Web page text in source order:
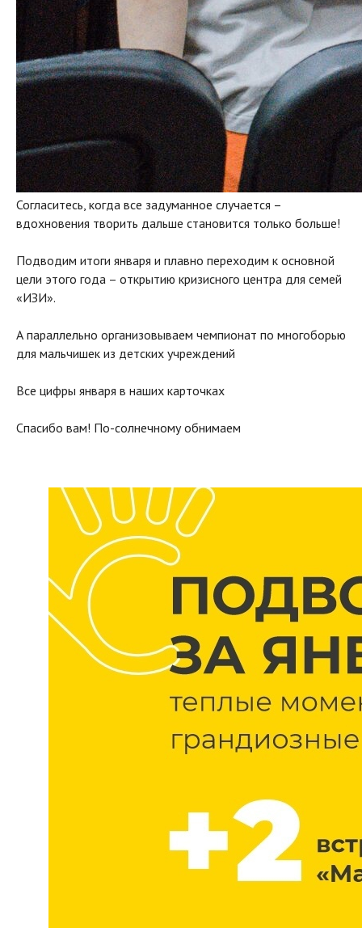
Согласитесь, когда все задуманное случается –
вдохновения творить дальше становится только больше!
Подводим итоги января и плавно переходим к основной
цели этого года – открытию кризисного центра для семей
«ИЗИ».
А параллельно организовываем чемпионат по многоборью
для мальчишек из детских учреждений
Все цифры января в наших карточках
Спасибо вам! По-солнечному обнимаем